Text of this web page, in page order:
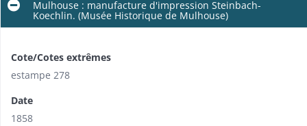
Mulhouse : manufacture d'impression Steinbach-
Koechlin. (Musée Historique de Mulhouse)
Cote/Cotes extrêmes
estampe 278
Date
1858